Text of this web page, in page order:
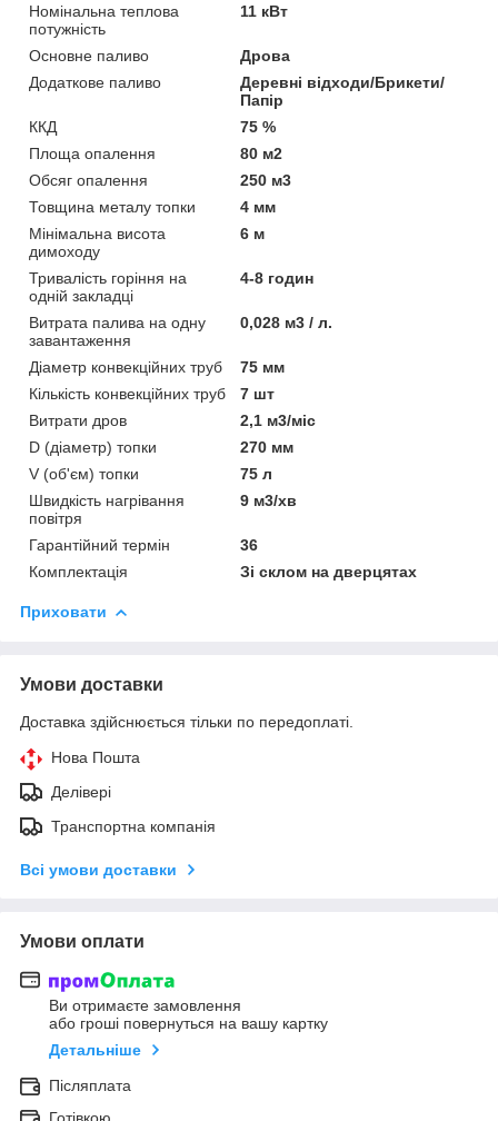
Номінальна теплова
потужність
11 кВт
Основне паливо
Дрова
Додаткове паливо
Деревні відходи/Брикети/
Папір
ККД
75 %
Площа опалення
80 м2
Обсяг опалення
250 м3
Товщина металу топки
4 мм
Мінімальна висота
димоходу
6 м
Тривалість горіння на
одній закладці
4-8 годин
Витрата палива на одну
завантаження
0,028 м3 / л.
Діаметр конвекційних труб
75 мм
Кількість конвекційних труб
7 шт
Витрати дров
2,1 м3/міс
D (діаметр) топки
270 мм
V (об'єм) топки
75 л
Швидкість нагрівання
повітря
9 м3/хв
Гарантійний термін
36
Комплектація
Зі склом на дверцятах
Приховати
Умови доставки
Доставка здійснюється тільки по передоплаті.
Нова Пошта
Делівері
Транспортна компанія
Всі умови доставки
Умови оплати
Ви отримаєте замовлення
або гроші повернуться на вашу картку
Детальніше
Післяплата